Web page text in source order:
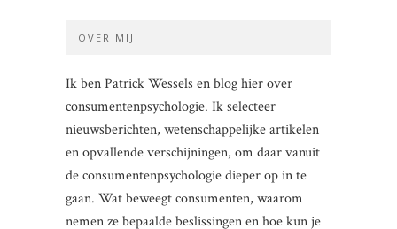
OVER MIJ
Ik ben Patrick Wessels en blog hier over
consumentenpsychologie. Ik selecteer
nieuwsberichten, wetenschappelijke artikelen
en opvallende verschijningen, om daar vanuit
de consumentenpsychologie dieper op in te
gaan. Wat beweegt consumenten, waarom
nemen ze bepaalde beslissingen en hoe kun je